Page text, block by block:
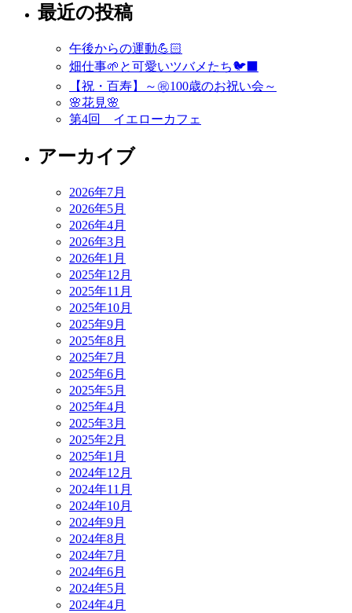
最近の投稿
午後からの運動💪🏻
畑仕事🌱と可愛いツバメたち🐦‍⬛
【祝・百寿】～㊗️100歳のお祝い会～
🌸花見🌸
第4回 イエローカフェ
アーカイブ
2026年7月
2026年5月
2026年4月
2026年3月
2026年1月
2025年12月
2025年11月
2025年10月
2025年9月
2025年8月
2025年7月
2025年6月
2025年5月
2025年4月
2025年3月
2025年2月
2025年1月
2024年12月
2024年11月
2024年10月
2024年9月
2024年8月
2024年7月
2024年6月
2024年5月
2024年4月